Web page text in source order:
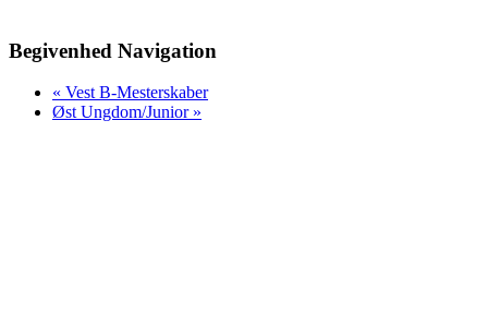
Begivenhed Navigation
« Vest B-Mesterskaber
Øst Ungdom/Junior »